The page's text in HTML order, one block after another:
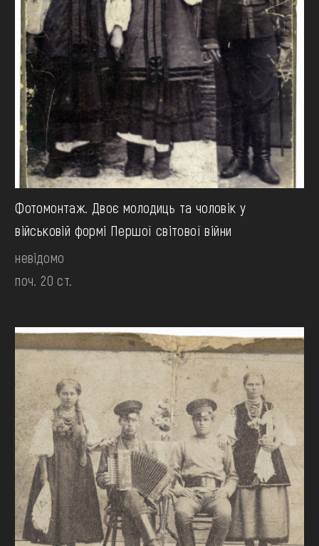
Фотомонтаж. Двоє молодиць та чоловік у
військовій формі Першої світової війни
невідомо
поч. 20 ст.